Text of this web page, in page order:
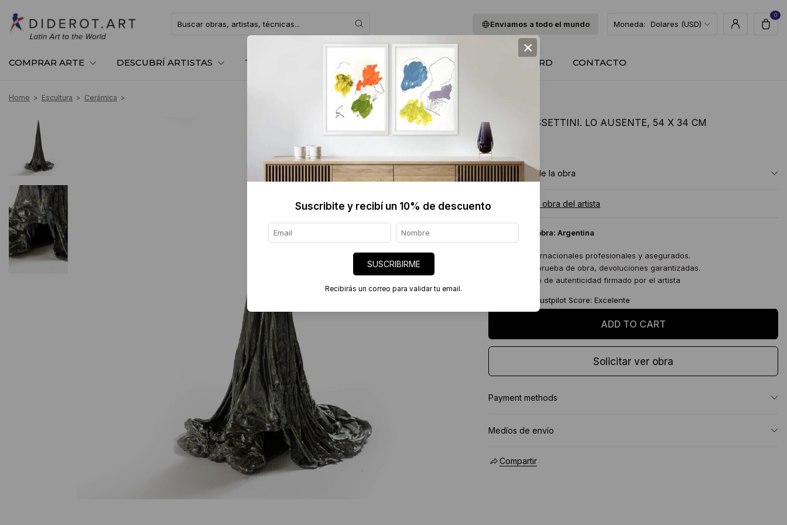
Enviamos a todo el mundo Moneda: Dolares (USD)
0
COMPRAR ARTE DESCUBRÍ ARTISTAS TE ASESORAMOS BLOG QUIENES SOMOS GIFT CARD CONTACTO
Home > Escultura > Cerámica >
DIEGO COSSETTINI. LO AUSENTE, 54 X 34 CM
$990 USD
Información de la obra
Ver toda la obra del artista
Origen de la obra: Argentina
Envíos internacionales profesionales y asegurados.
7 días de prueba de obra, devoluciones garantizadas.
Certificado de autenticidad firmado por el artista
Trustpilot Score: Excelente
Solicitar ver obra
Payment methods
Medíos de envío
Compartir
×
Suscribite y recibí un 10% de descuento
SUSCRIBIRME
Recibirás un correo para validar tu email.